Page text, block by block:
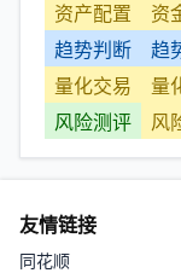
资产配置
资
趋势判断
趋
量化交易
量
风险测评
风
友情链接
同花顺